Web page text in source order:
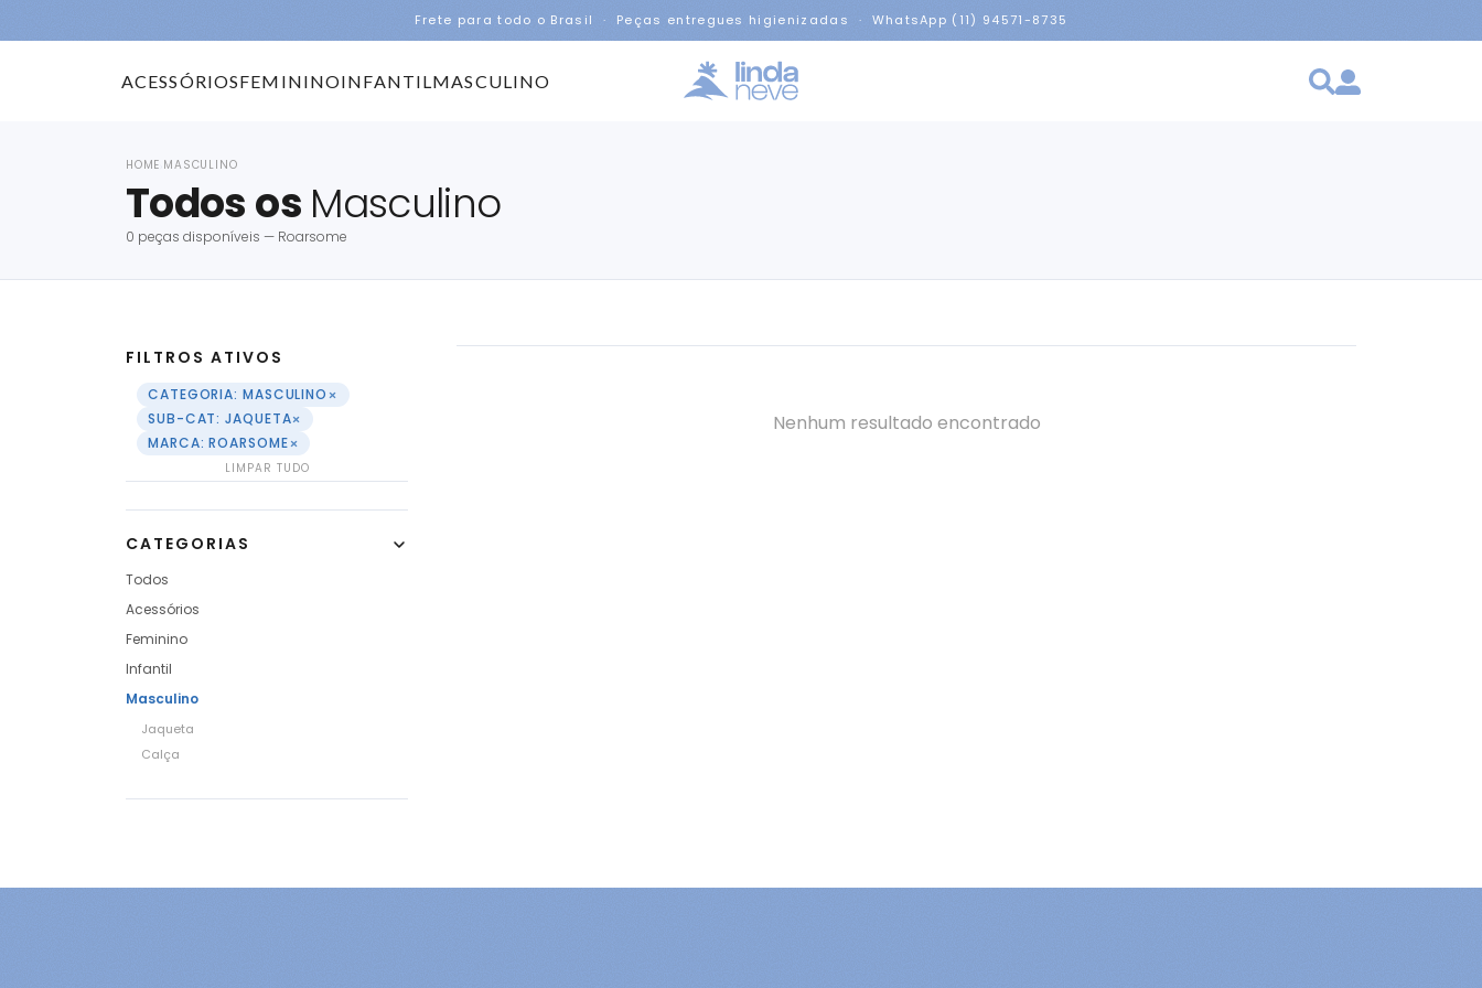
Frete para todo o Brasil · Peças entregues higienizadas · WhatsApp (11) 94571-8735
ACESSÓRIOSFEMININOINFANTILMASCULINO
HOME MASCULINO
Todos os Masculino
0 peças disponíveis — Roarsome
FILTROS ATIVOS
CATEGORIA: MASCULINO×
SUB-CAT: JAQUETA×
MARCA: ROARSOME×
LIMPAR TUDO
CATEGORIAS
Todos
Acessórios
Feminino
Infantil
Masculino
Jaqueta
Calça
Nenhum resultado encontrado